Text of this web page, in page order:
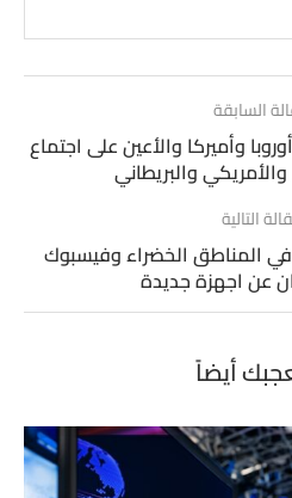
السابقة
وأميركا والأعين على اجتماع
والأمريكي والبريطاني
التالية
المناطق الخضراء وفيسبوك
عن اجهزة جديدة
أيضاً